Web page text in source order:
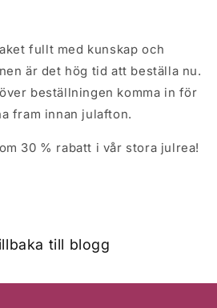
fullt med kunskap och
är det hög tid att beställa nu.
beställningen komma in för
fram innan julafton.
30 % rabatt i vår stora julrea!
till blogg